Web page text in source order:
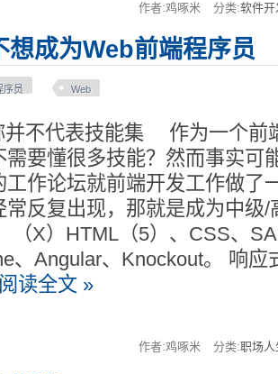
作者:鸡啄米 分类:软件开
想成为Web前端程序员
序员 Web
不代表技能集 作为一个前
需要懂很多技能？然而事实
工作论坛就前端开发工作做了
常反复出现，那就是成为中级/
（X）HTML（5）、CSS、
、Angular、Knockout。 响应
阅读全文 »
作者:鸡啄米 分类:职场人